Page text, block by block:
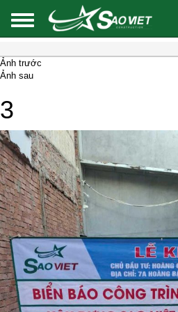
Ảnh trước
Ảnh sau
3